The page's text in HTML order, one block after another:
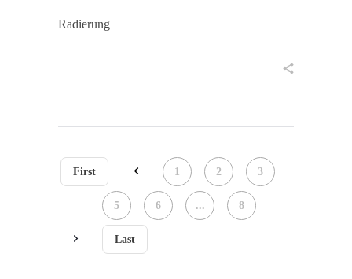
Radierung
First 1 2 3
5 6 ... 8
Last